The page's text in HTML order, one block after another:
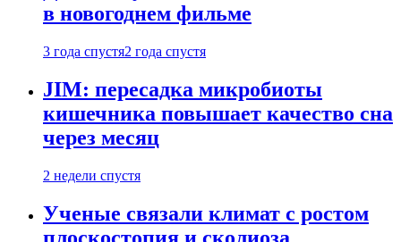
в новогоднем фильме
3 года спустя2 года спустя
JIM: пересадка микробиоты
кишечника повышает качество сна
через месяц
2 недели спустя
Ученые связали климат с ростом